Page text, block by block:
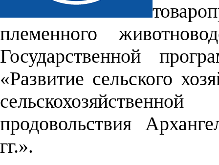
племенного
Государственной
«Развитие сельского
продовольствия
гг.».